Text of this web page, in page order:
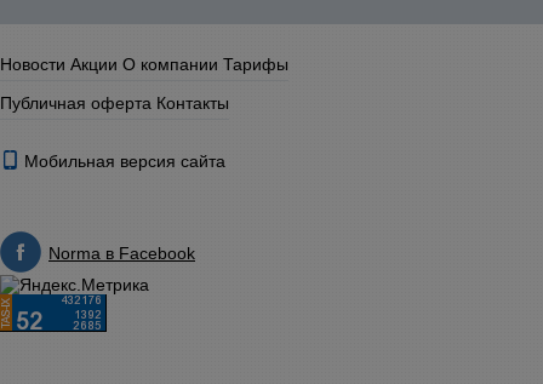
Новости Акции О компании Тарифы
Публичная оферта Контакты
Мобильная версия сайта
Norma в Facebook